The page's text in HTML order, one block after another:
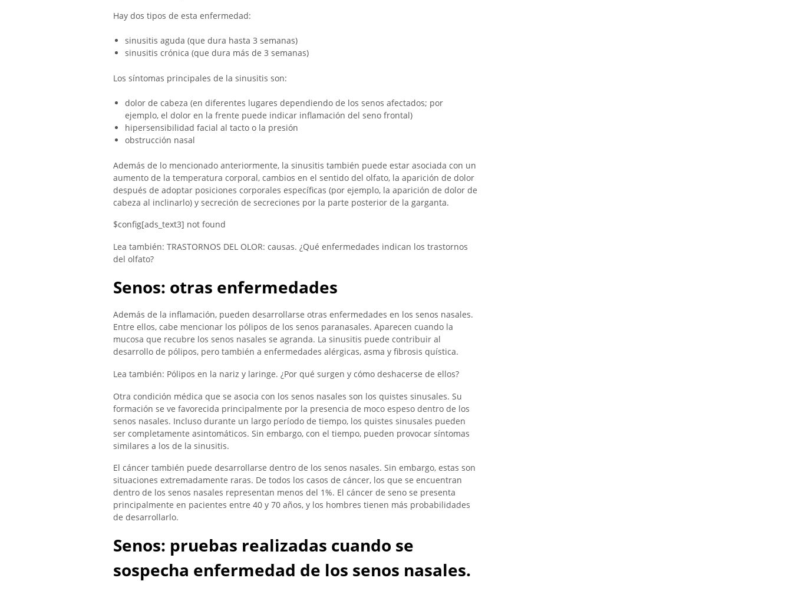
Hay dos tipos de esta enfermedad:
sinusitis aguda (que dura hasta 3 semanas)
sinusitis crónica (que dura más de 3 semanas)
Los síntomas principales de la sinusitis son:
dolor de cabeza (en diferentes lugares dependiendo de los senos afectados; por
ejemplo, el dolor en la frente puede indicar inflamación del seno frontal)
hipersensibilidad facial al tacto o la presión
obstrucción nasal
Además de lo mencionado anteriormente, la sinusitis también puede estar asociada con un
aumento de la temperatura corporal, cambios en el sentido del olfato, la aparición de dolor
después de adoptar posiciones corporales específicas (por ejemplo, la aparición de dolor de
cabeza al inclinarlo) y secreción de secreciones por la parte posterior de la garganta.
$config[ads_text3] not found
Lea también: TRASTORNOS DEL OLOR: causas. ¿Qué enfermedades indican los trastornos
del olfato?
Senos: otras enfermedades
Además de la inflamación, pueden desarrollarse otras enfermedades en los senos nasales.
Entre ellos, cabe mencionar los pólipos de los senos paranasales. Aparecen cuando la
mucosa que recubre los senos nasales se agranda. La sinusitis puede contribuir al
desarrollo de pólipos, pero también a enfermedades alérgicas, asma y fibrosis quística.
Lea también: Pólipos en la nariz y laringe. ¿Por qué surgen y cómo deshacerse de ellos?
Otra condición médica que se asocia con los senos nasales son los quistes sinusales. Su
formación se ve favorecida principalmente por la presencia de moco espeso dentro de los
senos nasales. Incluso durante un largo período de tiempo, los quistes sinusales pueden
ser completamente asintomáticos. Sin embargo, con el tiempo, pueden provocar síntomas
similares a los de la sinusitis.
El cáncer también puede desarrollarse dentro de los senos nasales. Sin embargo, estas son
situaciones extremadamente raras. De todos los casos de cáncer, los que se encuentran
dentro de los senos nasales representan menos del 1%. El cáncer de seno se presenta
principalmente en pacientes entre 40 y 70 años, y los hombres tienen más probabilidades
de desarrollarlo.
Senos: pruebas realizadas cuando se
sospecha enfermedad de los senos nasales.